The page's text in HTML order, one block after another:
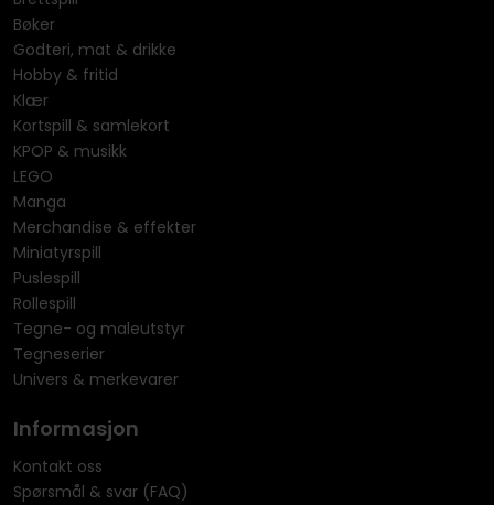
Bøker
Godteri, mat & drikke
Hobby & fritid
Klær
Kortspill & samlekort
KPOP & musikk
LEGO
Manga
Merchandise & effekter
Miniatyrspill
Puslespill
Rollespill
Tegne- og maleutstyr
Tegneserier
Univers & merkevarer
Informasjon
Kontakt oss
Spørsmål & svar (FAQ)